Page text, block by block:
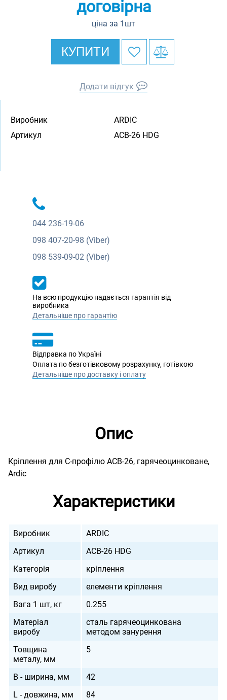
договірна
ціна за 1шт
КУПИТИ
Додати відгук
Виробник
ARDIC
Артикул
ACB-26 HDG
044 236-19-06
098 407-20-98 (Viber)
098 539-09-02 (Viber)
На всю продукцію надається гарантія від
виробника
Детальніше про гарантію
Відправка по Україні
Оплата по безготівковому розрахунку, готівкою
Детальніше про доставку і оплату
Опис
Кріплення для С-профілю ACB-26, гарячеоцинковане,
Ardic
Характеристики
Виробник
ARDIC
Артикул
ACB-26 HDG
Категорія
кріплення
Вид виробу
елементи кріплення
Вага 1 шт, кг
0.255
Матеріал
виробу
сталь гарячеоцинкована
методом занурення
Товщина
металу, мм
5
B - ширина, мм
42
L - довжина, мм
84